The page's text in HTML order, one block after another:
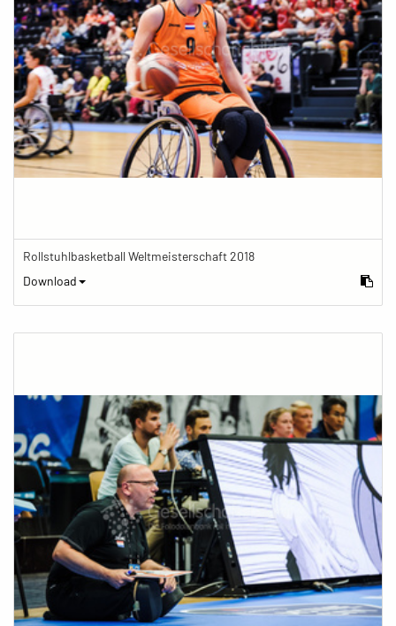
Rollstuhlbasketball Weltmeisterschaft 2018
Download